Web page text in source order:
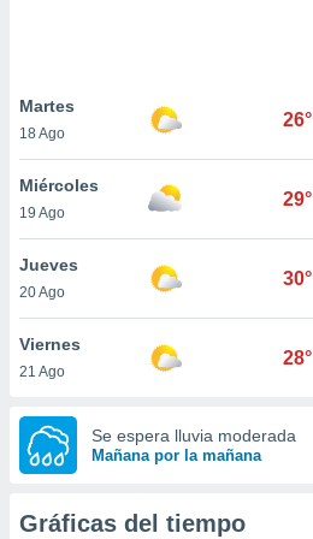
únicos
similares
como
IP
de
traten tus
en
a lo que
Para
Martes
18 Ago
26°
Miércoles
19 Ago
29°
Jueves
20 Ago
30°
Viernes
21 Ago
28°
Se espera lluvia moderada
Mañana por la mañana
Gráficas del tiempo